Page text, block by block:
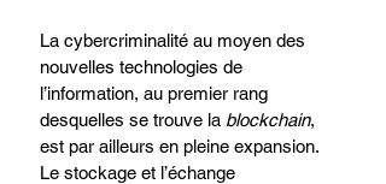
La cybercriminalité au moyen des
nouvelles technologies de
l’information, au premier rang
desquelles se trouve la blockchain,
est par ailleurs en pleine expansion.
Le stockage et l’échange